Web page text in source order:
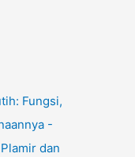
Fungsi,
-
dan